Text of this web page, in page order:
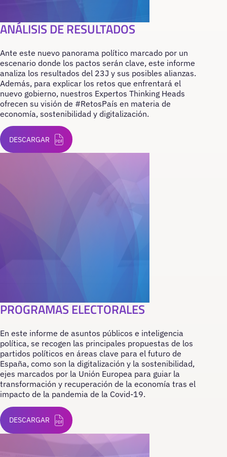
ANÁLISIS DE RESULTADOS
Ante este nuevo panorama político marcado por un
escenario donde los pactos serán clave, este informe
analiza los resultados del 23J y sus posibles alianzas.
Además, para explicar los retos que enfrentará el
nuevo gobierno, nuestros Expertos Thinking Heads
ofrecen su visión de #RetosPaís en materia de
economía, sostenibilidad y digitalización.
DESCARGAR
PROGRAMAS ELECTORALES
En este informe de asuntos públicos e inteligencia
política, se recogen las principales propuestas de los
partidos políticos en áreas clave para el futuro de
España, como son la digitalización y la sostenibilidad,
ejes marcados por la Unión Europea para guiar la
transformación y recuperación de la economía tras el
impacto de la pandemia de la Covid-19.
DESCARGAR